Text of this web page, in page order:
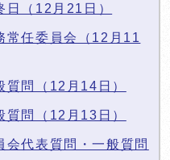
（12月21日）
任委員会（12月11
問（12月14日）
問（12月13日）
代表質問・一般質問